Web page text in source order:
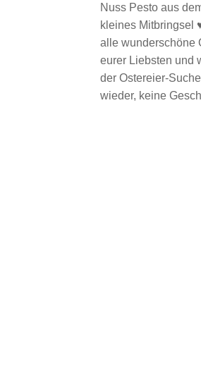
Nuss Pesto aus
kleines Mitbringsel
alle wunderschöne
eurer Liebsten und
der Ostereier-
wieder, keine